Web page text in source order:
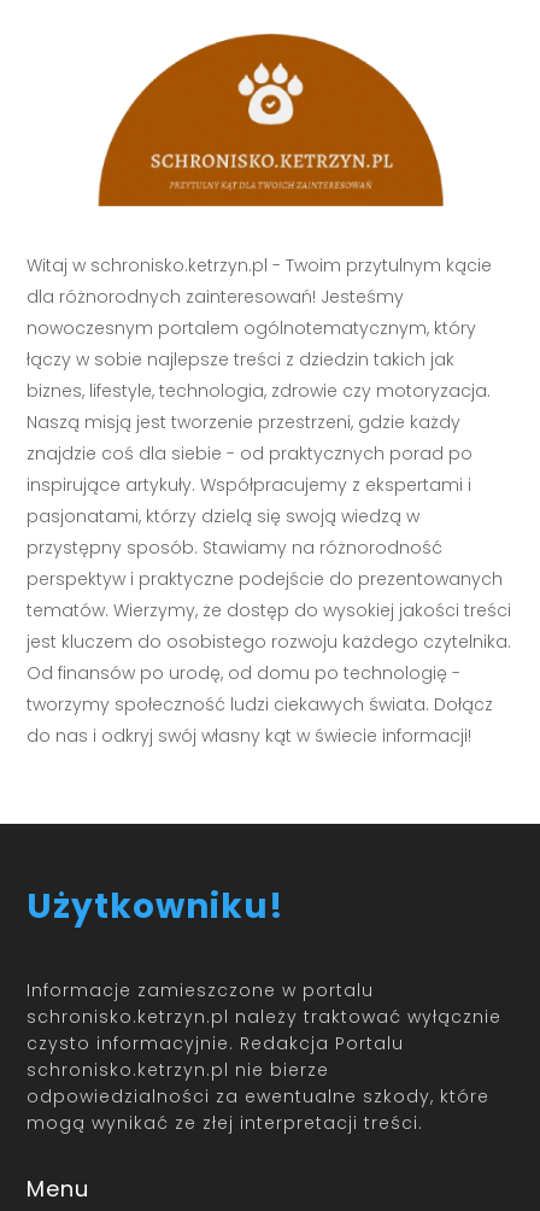
Witaj w schronisko.ketrzyn.pl - Twoim przytulnym kącie
dla różnorodnych zainteresowań! Jesteśmy
nowoczesnym portalem ogólnotematycznym, który
łączy w sobie najlepsze treści z dziedzin takich jak
biznes, lifestyle, technologia, zdrowie czy motoryzacja.
Naszą misją jest tworzenie przestrzeni, gdzie każdy
znajdzie coś dla siebie - od praktycznych porad po
inspirujące artykuły. Współpracujemy z ekspertami i
pasjonatami, którzy dzielą się swoją wiedzą w
przystępny sposób. Stawiamy na różnorodność
perspektyw i praktyczne podejście do prezentowanych
tematów. Wierzymy, że dostęp do wysokiej jakości treści
jest kluczem do osobistego rozwoju każdego czytelnika.
Od finansów po urodę, od domu po technologię -
tworzymy społeczność ludzi ciekawych świata. Dołącz
do nas i odkryj swój własny kąt w świecie informacji!
Użytkowniku!
Informacje zamieszczone w portalu
schronisko.ketrzyn.pl należy traktować wyłącznie
czysto informacyjnie. Redakcja Portalu
schronisko.ketrzyn.pl nie bierze
odpowiedzialności za ewentualne szkody, które
mogą wynikać ze złej interpretacji treści.
Menu